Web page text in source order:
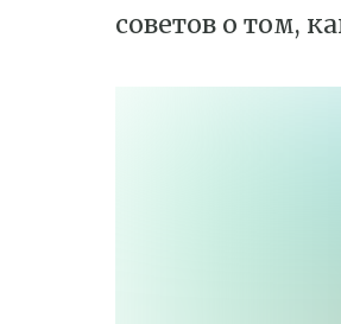
советов о том,